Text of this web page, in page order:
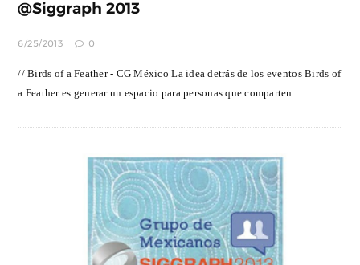
@Siggraph 2013
6/25/2013 0
// Birds of a Feather - CG México La idea detrás de los eventos Birds of
a Feather es generar un espacio para personas que comparten ...